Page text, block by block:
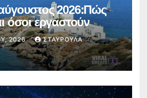
2026:Πώς
όσοι εργαστούν
2026 ΣΤΑΥΡΟΎΛΑ